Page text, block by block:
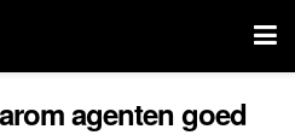
agenten goed